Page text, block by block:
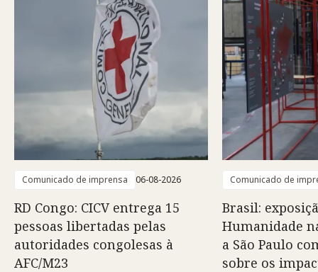
Comunicado de imprensa 06-08-2026
RD Congo: CICV entrega 15
pessoas libertadas pelas
autoridades congolesas à
AFC/M23
Comunicado de
Brasil:
Humanidade
a São Paulo
sobre os